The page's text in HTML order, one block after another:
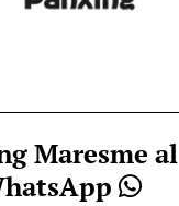
Maresme al